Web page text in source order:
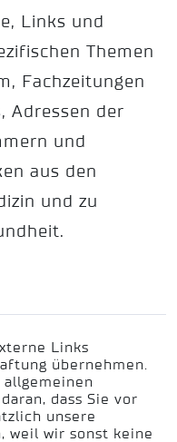
Links und
Themen
Fachzeitungen
Adressen der
und
aus den
und zu
Links
übernehmen.
dass Sie vor
unsere
weil wir sonst keine